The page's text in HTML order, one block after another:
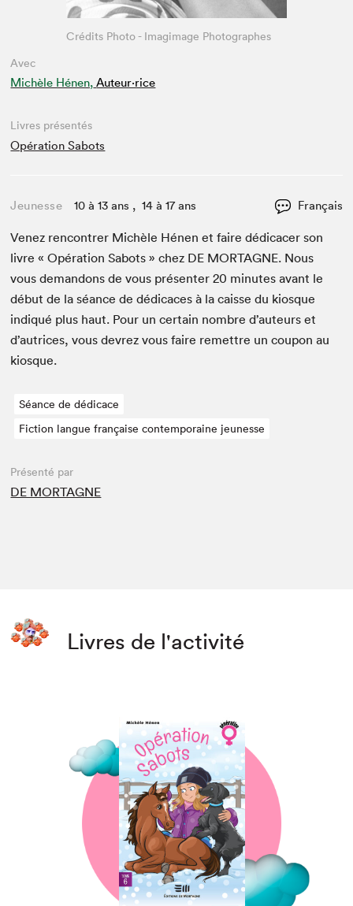
Avec
Michèle Hénen, Auteur·rice
Crédits Photo - Imagimage Photographes
Livres présentés
Opération Sabots
Jeunesse 10 à 13 ans , 14 à 17 ans Français
Venez ren­con­tr­er Michèle Hénen et faire dédi­cac­er son
livre « Opéra­tion Sabots » chez DE MORTAGNE. Nous
vous deman­dons de vous présen­ter20 min­utes avant le
début de la séance de dédi­caces à la caisse du kiosque
indiqué plus haut. Pour un cer­tain nom­bre d’auteurs et
d’autrices, vous devrez vous faire remet­tre un coupon au
kiosque.
Séance de dédicace
Fiction langue française contemporaine jeunesse
Présenté par
DE MORTAGNE
Livres de l'activité